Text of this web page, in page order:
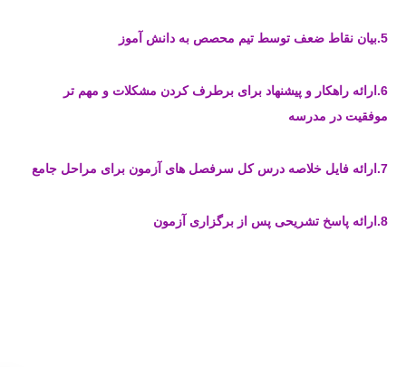
5.بیان نقاط ضعف توسط تیم محصص به دانش آموز
6.ارائه راهکار و پیشنهاد برای برطرف کردن مشکلات و مهم تر
موفقیت در مدرسه
7.ارائه فایل خلاصه درس کل سرفصل های آزمون برای مراحل جامع
8.ارائه پاسخ تشریحی پس از برگزاری آزمون